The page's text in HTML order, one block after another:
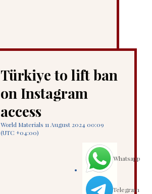
Türkiye to lift ban
on Instagram
access
World Materials 11 August 2024 00:09
(UTC +04:00)
Whatsapp
Telegram